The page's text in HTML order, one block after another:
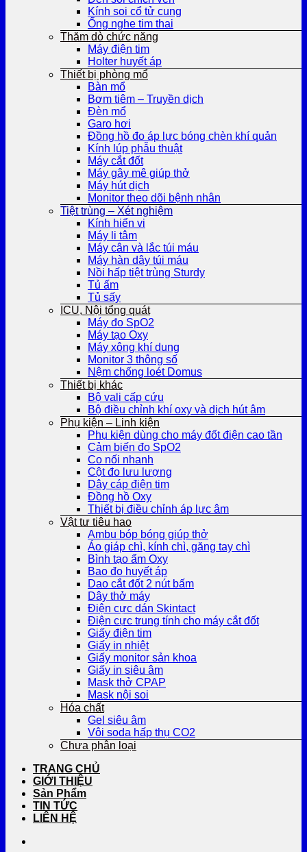
Kính soi cổ tử cung
Ống nghe tim thai
Thăm dò chức năng
Máy điện tim
Holter huyết áp
Thiết bị phòng mổ
Bàn mổ
Bơm tiêm – Truyền dịch
Đèn mổ
Garo hơi
Đồng hồ đo áp lực bóng chèn khí quản
Kính lúp phẫu thuật
Máy cắt đốt
Máy gây mê giúp thở
Máy hút dịch
Monitor theo dõi bệnh nhân
Tiệt trùng – Xét nghiệm
Kính hiển vi
Máy li tâm
Máy cân và lắc túi máu
Máy hàn dây túi máu
Nồi hấp tiệt trùng Sturdy
Tủ ấm
Tủ sấy
ICU, Nội tổng quát
Máy đo SpO2
Máy tạo Oxy
Máy xông khí dung
Monitor 3 thông số
Nệm chống loét Domus
Thiết bị khác
Bộ vali cấp cứu
Bộ điều chỉnh khí oxy và dịch hút âm
Phụ kiện – Linh kiện
Phụ kiện dùng cho máy đốt điện cao tần
Cảm biến đo SpO2
Co nối nhanh
Cột đo lưu lượng
Dây cáp điện tim
Đồng hồ Oxy
Thiết bị điều chỉnh áp lực âm
Vật tư tiêu hao
Ambu bóp bóng giúp thở
Áo giáp chì, kính chì, găng tay chì
Bình tạo ẩm Oxy
Bao đo huyết áp
Dao cắt đốt 2 nút bấm
Dây thở máy
Điện cực dán Skintact
Điện cực trung tính cho máy cắt đốt
Giấy điện tim
Giấy in nhiệt
Giấy monitor sản khoa
Giấy in siêu âm
Mask thở CPAP
Mask nội soi
Hóa chất
Gel siêu âm
Vôi soda hấp thụ CO2
Chưa phân loại
TRANG CHỦ
GIỚI THIỆU
Sản Phẩm
TIN TỨC
LIÊN HỆ